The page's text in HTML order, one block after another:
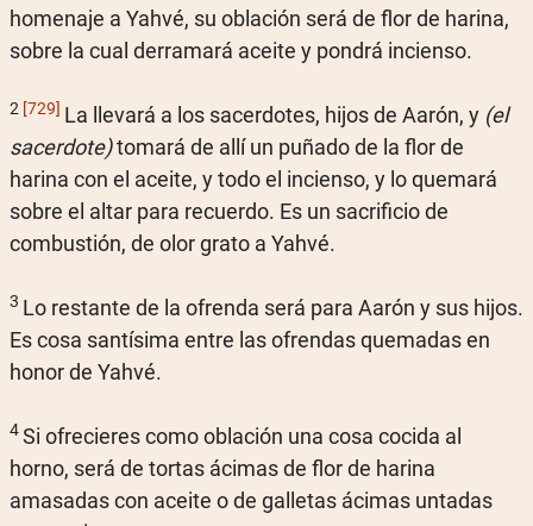
homenaje a Yahvé, su oblación será de flor de harina,
sobre la cual derramará aceite y pondrá incienso.
2 [729] La llevará a los sacerdotes, hijos de Aarón, y (el
sacerdote)tomará de allí un puñado de la flor de
harina con el aceite, y todo el incienso, y lo quemará
sobre el altar para recuerdo. Es un sacrificio de
combustión, de olor grato a Yahvé.
3 Lo restante de la ofrenda será para Aarón y sus hijos.
Es cosa santísima entre las ofrendas quemadas en
honor de Yahvé.
4Si ofrecieres como oblación una cosa cocida al
horno, será de tortas ácimas de flor de harina
amasadas con aceite o de galletas ácimas untadas